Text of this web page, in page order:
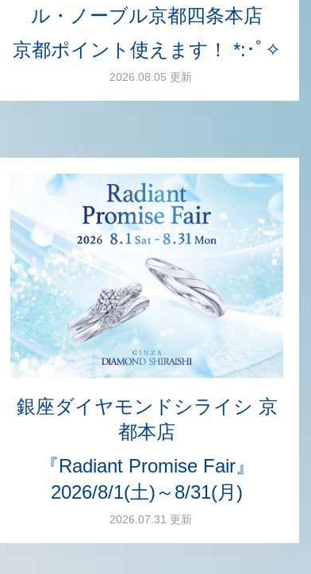
ル・ノーブル京都四条本店
京都ポイント使えます！ *:･ﾟ✧
2026.08.05 更新
銀座ダイヤモンドシライシ 京
都本店
『Radiant Promise Fair』
2026/8/1(土)～8/31(月)
2026.07.31 更新